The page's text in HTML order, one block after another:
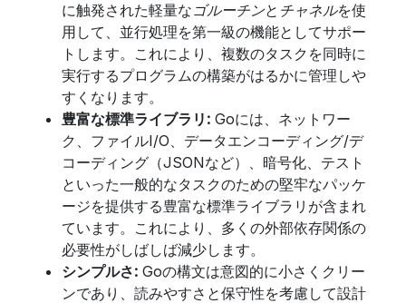
に触発された軽量なゴルーチンと チャネルを使
用して、並行処理を第一級の機能としてサポー
トします。これにより、複数のタスクを同時に
実行するプログラムの構築がはるかに管理しや
すくなります。
豊富な標準ライブラリ: Goには、ネットワー
ク、ファイルI/O、データエンコーディング/デ
コーディング（JSONなど）、暗号化、テスト
といった一般的なタスクのための堅牢なパッケ
ージを提供する豊富な標準ライブラリが含まれ
ています。これにより、多くの外部依存関係の
必要性がしばしば減少します。
シンプルさ: Goの構文は意図的に小さくクリー
ンであり、読みやすさと保守性を考慮して設計